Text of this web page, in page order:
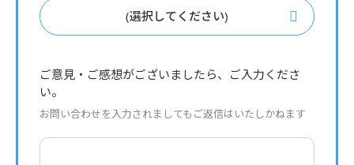
(選択してください)
ご意見・ご感想がございましたら、ご入力くださ
い。
お問い合わせを入力されましてもご返信はいたしかねます